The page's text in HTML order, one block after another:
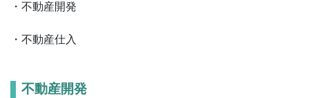
・不動産開発
・不動産仕入
不動産開発